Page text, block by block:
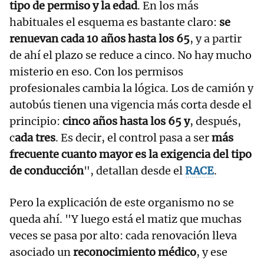
tipo de permiso y la edad. En los más
habituales el esquema es bastante claro: se
renuevan cada 10 años hasta los 65, y a partir
de ahí el plazo se reduce a cinco. No hay mucho
misterio en eso. Con los permisos
profesionales cambia la lógica. Los de camión y
autobús tienen una vigencia más corta desde el
principio: cinco años hasta los 65 y, después,
cada tres. Es decir, el control pasa a sermás
frecuente cuanto mayor es la exigencia del tipo
de conducción", detallan desde elRACE.
Pero la explicación de este organismo no se
queda ahí. "Y luego está el matiz que muchas
veces se pasa por alto: cada renovación lleva
asociado unreconocimiento médico, y ese